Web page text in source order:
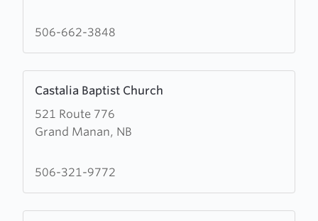
Church
506-662-3848
Castalia Baptist Church
521 Route 776
Grand Manan, NB
more
about
Castalia
Church
506-321-9772